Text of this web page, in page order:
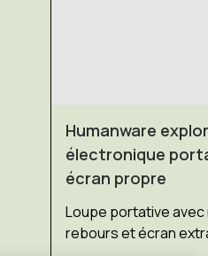
Humanware
électronique
écran propre
Loupe portative avec
rebours et écran